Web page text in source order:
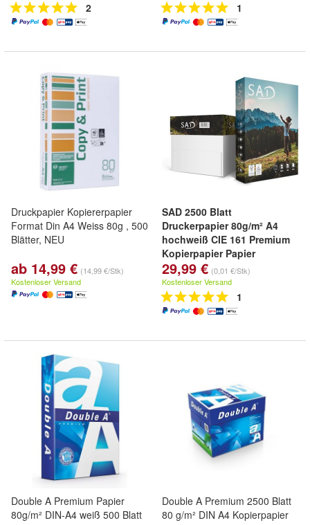
2 1
Druckpapier Kopiererpapier
Format Din A4 Weiss 80g , 500
Blätter, NEU
ab 14,99 € (14,99 €/Stk)
Kostenloser Versand
SAD 2500 Blatt
Druckerpapier 80g/m² A4
hochweiß CIE 161 Premium
Kopierpapier Papier
29,99 € (0,01 €/Stk)
Kostenloser Versand
1
Double A Premium Papier
80g/m² DIN-A4 weiß 500 Blatt
Double A Premium 2500 Blatt
80 g/m² DIN A4 Kopierpapier